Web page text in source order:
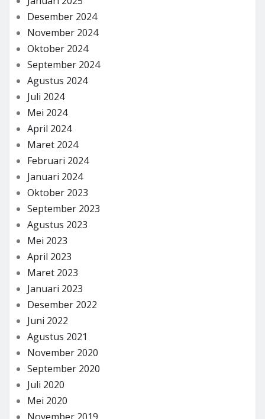
Desember 2024
November 2024
Oktober 2024
September 2024
Agustus 2024
Juli 2024
Mei 2024
April 2024
Maret 2024
Februari 2024
Januari 2024
Oktober 2023
September 2023
Agustus 2023
Mei 2023
April 2023
Maret 2023
Januari 2023
Desember 2022
Juni 2022
Agustus 2021
November 2020
September 2020
Juli 2020
Mei 2020